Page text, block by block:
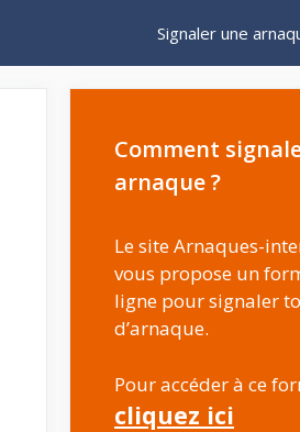
Signaler une
Comment
arnaque ?
Le site Arnaques-
vous propose un
ligne pour signaler
d’arnaque.
Pour accéder à ce
cliquez ici